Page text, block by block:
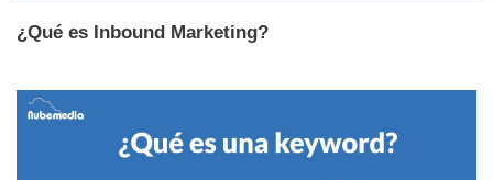
¿Qué es Inbound Marketing?